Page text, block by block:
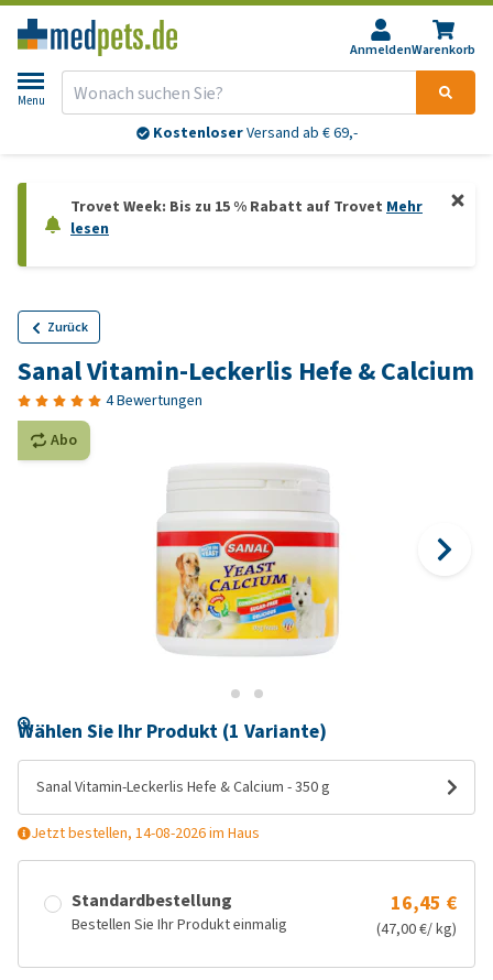
AnmeldenWarenkorb
Menu
KostenloserVersand ab € 69,-
Trovet Week: Bis zu 15 % Rabatt auf Trovet Mehr
lesen
Zurück
Sanal Vitamin-Leckerlis Hefe & Calcium
4 Bewertungen
Abo
Wählen Sie Ihr Produkt (1 Variante)
Sanal Vitamin-Leckerlis Hefe & Calcium - 350 g
Jetzt bestellen, 14-08-2026 im Haus
Standardbestellung
Bestellen Sie Ihr Produkt einmalig
16,45 €
(47,00 €/ kg)